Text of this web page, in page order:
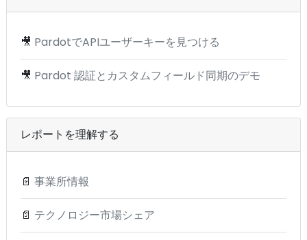
🎥 PardotでAPIユーザーキーを見つける
🎥 Pardot 認証とカスタムフィールド同期のデモ
レポートを理解する
📄 事業所情報
📄 テクノロジー市場シェア